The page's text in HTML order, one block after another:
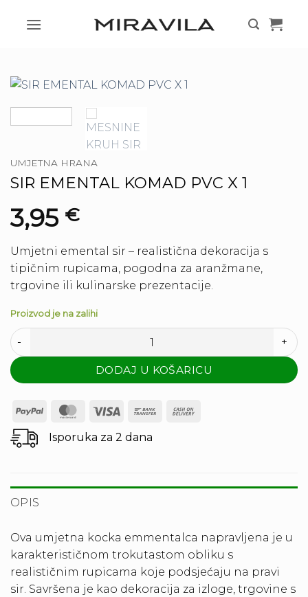
UMJETNA HRANA
SIR EMENTAL KOMAD PVC X 1
3,95 €
Umjetni emental sir – realistična dekoracija s
tipičnim rupicama, pogodna za aranžmane,
trgovine ili kulinarske prezentacije.
Proizvod je na zalihi
SIR EMENTAL KOMAD PVC X 1 količina
DODAJ U KOŠARICU
PayPal MasterCard
Visa
Bank
Isporuka za 2 dana
OPIS
Ova umjetna kocka emmentalca napravljena je u
karakterističnom trokutastom obliku s
realističnim rupicama koje podsjećaju na pravi
sir. Savršena je kao dekoracija za izloge, trgovine s